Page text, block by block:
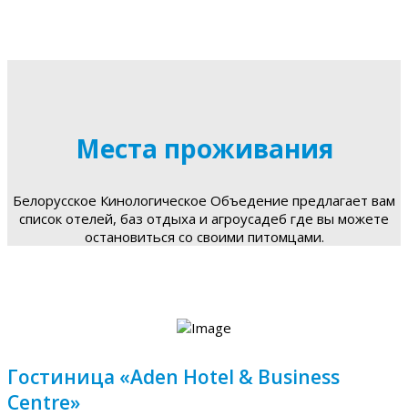
Места проживания
Белорусское Кинологическое Объедение предлагает вам
список отелей, баз отдыха и агроусадеб где вы можете
остановиться со своими питомцами.
Гостиница «Aden Hotel & Business
Centre»